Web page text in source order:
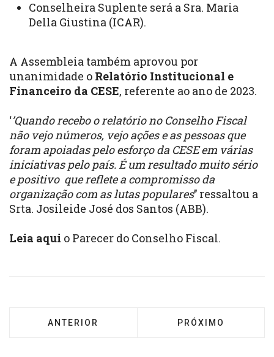
Conselheira Suplente será a Sra. Maria
Della Giustina (ICAR).
A Assembleia também aprovou por
unanimidade o Relatório Institucional e
Financeiro da CESE, referente ao ano de 2023.
‘’Quando recebo o relatório no Conselho Fiscal
não vejo números, vejo ações e as pessoas que
foram apoiadas pelo esforço da CESE em várias
iniciativas pelo país. É um resultado muito sério
e positivo que reflete a compromisso da
organização com as lutas populares’’ ressaltou a
Srta. Josileide José dos Santos (ABB).
Leia aqui o Parecer do Conselho Fiscal.
ARTIGO ANTERIOR: CONIC PROMOVE
ANTERIOR PRÓXIMO ARTIGO:
PRÓXIMO